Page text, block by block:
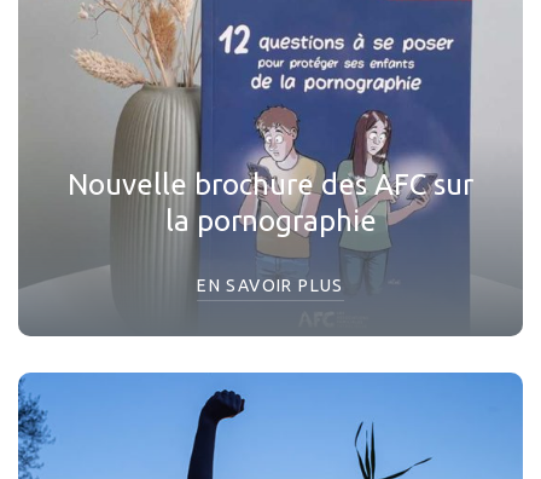
Nouvelle brochure des AFC sur
la pornographie
EN SAVOIR PLUS